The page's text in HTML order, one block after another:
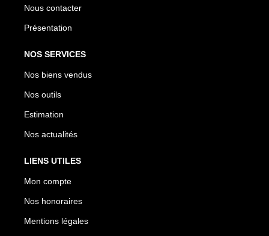
Nous contacter
Présentation
NOS SERVICES
Nos biens vendus
Nos outils
Estimation
Nos actualités
LIENS UTILES
Mon compte
Nos honoraires
Mentions légales